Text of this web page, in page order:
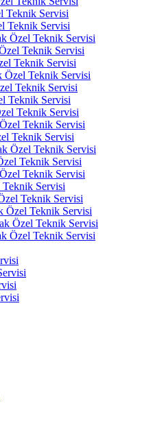
Teknik Servisi
Teknik Servisi
Özel Teknik Servisi
Teknik Servisi
Teknik Servisi
Özel Teknik Servisi
Teknik Servisi
Teknik Servisi
Teknik Servisi
Teknik Servisi
Teknik Servisi
Özel Teknik Servisi
Teknik Servisi
Teknik Servisi
Servisi
Teknik Servisi
Özel Teknik Servisi
Özel Teknik Servisi
Özel Teknik Servisi